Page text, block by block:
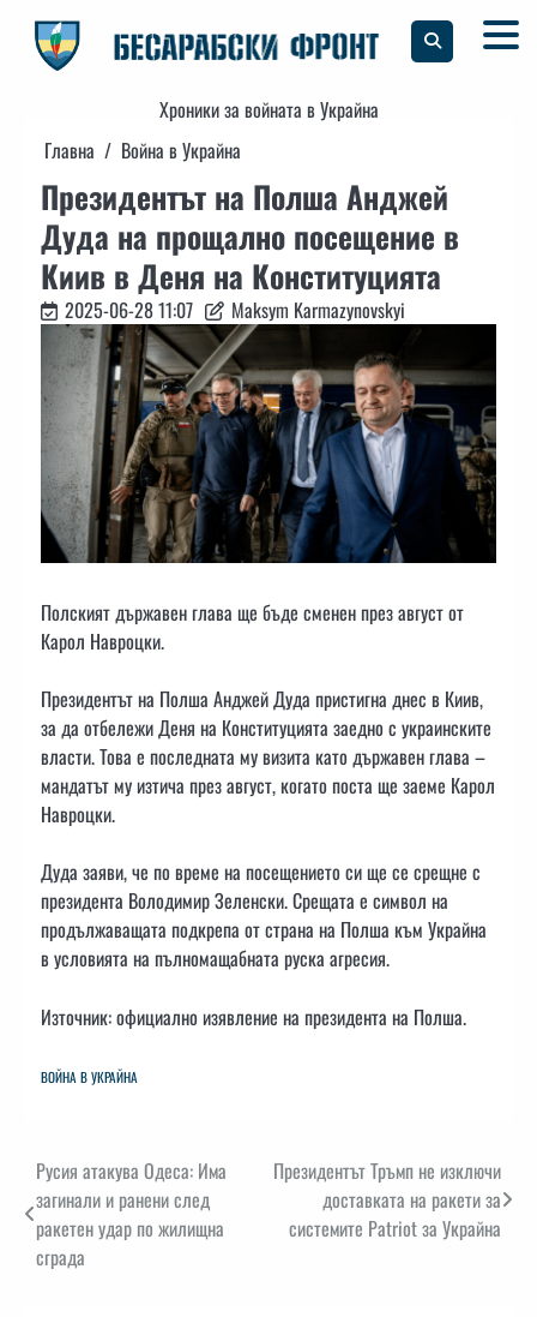
content
Хроники за войната в Украйна
Главна
Война в Украйна
Президентът на Полша Анджей
Дуда на прощално посещение в
Киив в Деня на Конституцията
2025-06-28 11:07 Maksym Karmazynovskyi
Полският държавен глава ще бъде сменен през август от
Карол Навроцки.
Президентът на Полша Анджей Дуда пристигна днес в Киив,
за да отбележи Деня на Конституцията заедно с украинските
власти. Това е последната му визита като държавен глава –
мандатът му изтича през август, когато поста ще заеме Карол
Навроцки.
Дуда заяви, че по време на посещението си ще се срещне с
президента Володимир Зеленски. Срещата е символ на
продължаващата подкрепа от страна на Полша към Украйна
в условията на пълномащабната руска агресия.
Източник: официално изявление на президента на Полша.
ВОЙНА В УКРАЙНА
Навигация
Русия атакува Одеса: Има
загинали и ранени след
ракетен удар по жилищна
сграда
Президентът Тръмп не изключи
доставката на ракети за
системите Patriot за Украйна